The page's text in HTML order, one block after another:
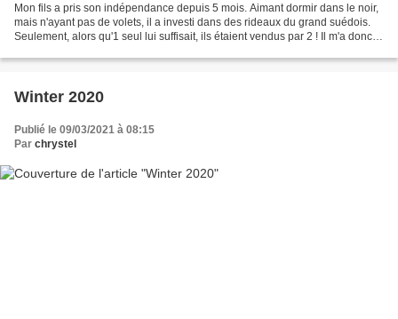
Mon fils a pris son indépendance depuis 5 mois. Aimant dormir dans le noir,
mais n'ayant pas de volets, il a investi dans des rideaux du grand suédois.
Seulement, alors qu'1 seul lui suffisait, ils étaient vendus par 2 ! Il m'a donc
Winter 2020
Publié le 09/03/2021 à 08:15
Par chrystel